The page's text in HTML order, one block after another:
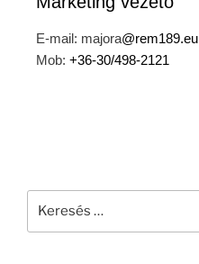
E-mail: majora@rem189.eu
Mob: +36-30/498-2121